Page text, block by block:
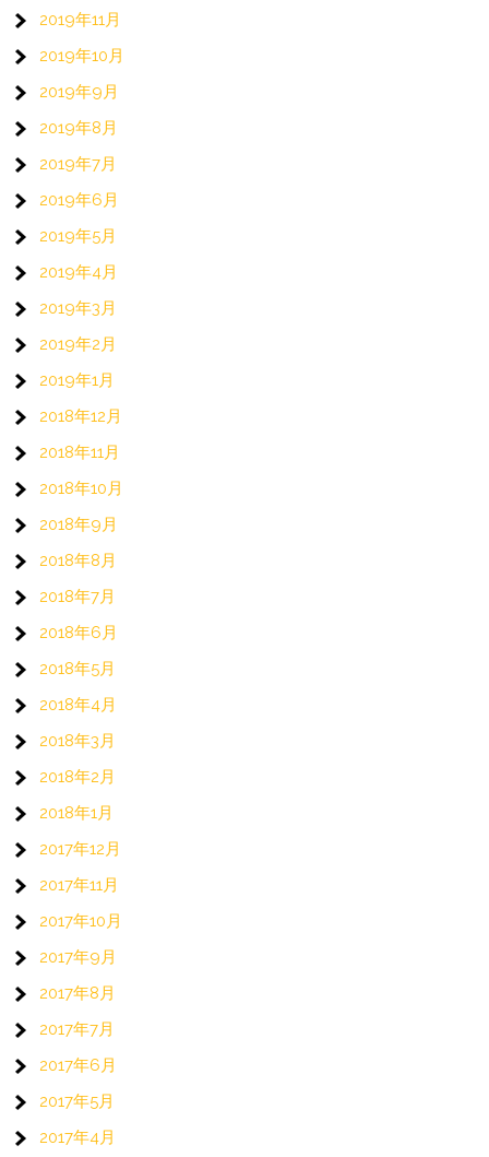
2019年11月
2019年10月
2019年9月
2019年8月
2019年7月
2019年6月
2019年5月
2019年4月
2019年3月
2019年2月
2019年1月
2018年12月
2018年11月
2018年10月
2018年9月
2018年8月
2018年7月
2018年6月
2018年5月
2018年4月
2018年3月
2018年2月
2018年1月
2017年12月
2017年11月
2017年10月
2017年9月
2017年8月
2017年7月
2017年6月
2017年5月
2017年4月